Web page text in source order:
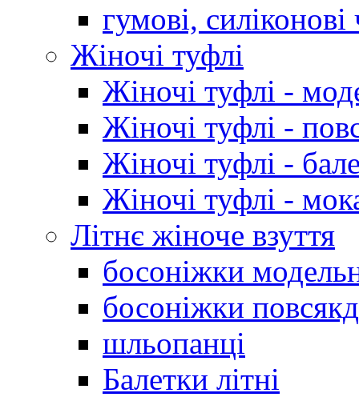
гумові,
Жіночі туфлі
Жіночі туфлі -
Жіночі туфлі -
Жіночі туфлі -
Жіночі туфлі -
Літнє жіноче взуття
босоніжки
босоніжки
шльопанці
Балетки літні